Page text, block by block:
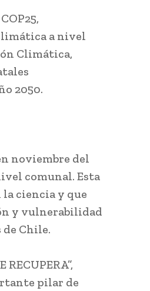
a nivel
Climática,
2050.
noviembre del
comunal. Esta
ciencia y que
y vulnerabilidad
de Chile.
pilar de